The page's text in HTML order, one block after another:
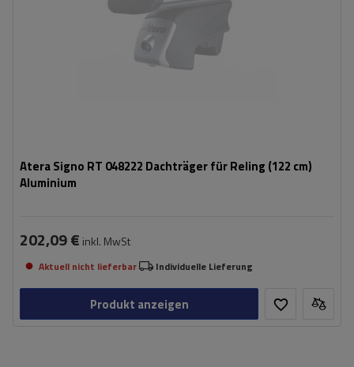
Atera Signo RT 048222 Dachträger für Reling (122 cm)
Aluminium
202,09 € inkl. MwSt
Aktuell nicht lieferbar Individuelle Lieferung
Produkt anzeigen